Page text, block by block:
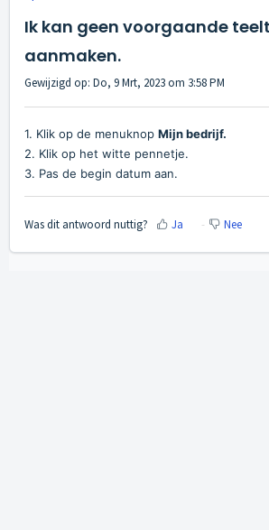
Ik kan geen voorgaande
aanmaken.
Gewijzigd op: Do, 9 Mrt, 2023 om 3:58 PM
1. Klik op de menuknop Mijn bedrijf.
2. Klik op het witte pennetje.
3. Pas de begin datum aan.
Was dit antwoord nuttig? Ja Nee